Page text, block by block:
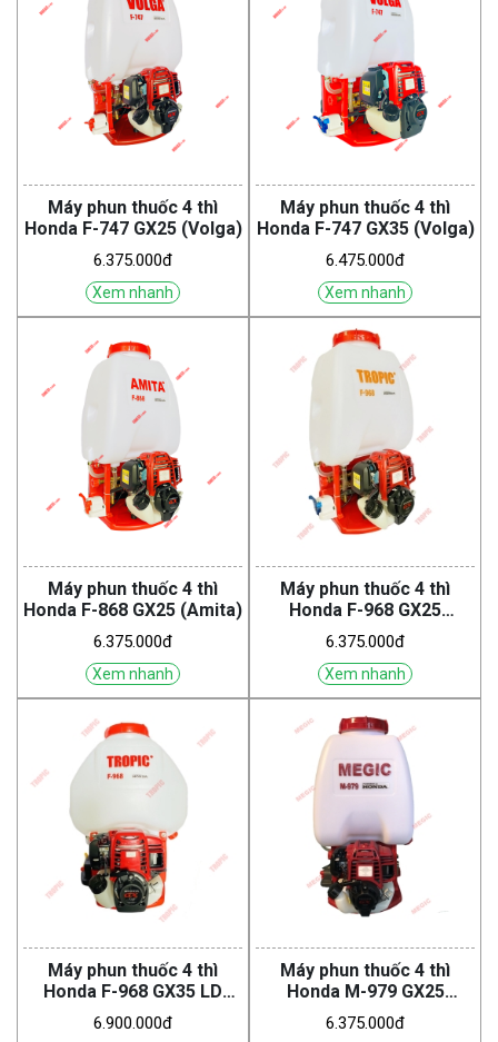
Máy phun thuốc 4 thì
Honda F-747 GX25 (Volga)
6.375.000đ
Xem nhanh
Máy phun thuốc 4 thì
Honda F-747 GX35 (Volga)
6.475.000đ
Xem nhanh
Máy phun thuốc 4 thì
Honda F-868 GX25 (Amita)
6.375.000đ
Xem nhanh
Máy phun thuốc 4 thì
Honda F-968 GX25
(Tropic)
6.375.000đ
Xem nhanh
Máy phun thuốc 4 thì
Honda F-968 GX35 LD
(Tropic)
6.900.000đ
Máy phun thuốc 4 thì
Honda M-979 GX25
(Megic)
6.375.000đ